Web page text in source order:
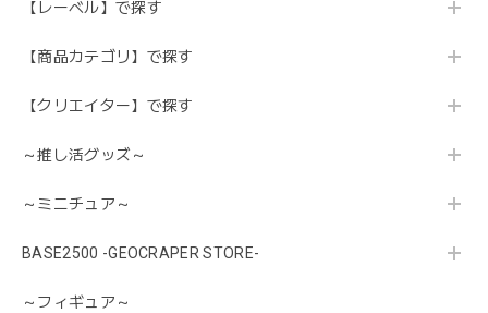
【レーベル】で探す
【商品カテゴリ】で探す
【クリエイター】で探す
～推し活グッズ～
～ミニチュア～
BASE2500 -GEOCRAPER STORE-
～フィギュア～